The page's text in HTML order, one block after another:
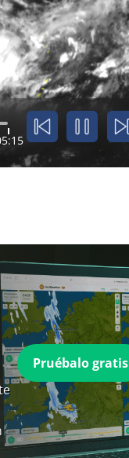
Pruébalo gratis